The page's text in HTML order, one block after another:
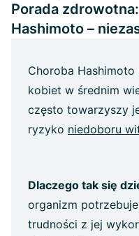
Porada
Hashimoto –
Choroba
kobiet w średnim
często towarzyszy
ryzyko niedoboru
Dlaczego tak się
organizm
trudności z jej